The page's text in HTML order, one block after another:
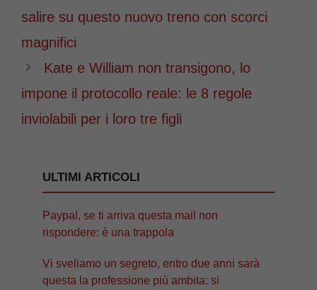
salire su questo nuovo treno con scorci
magnifici
Kate e William non transigono, lo
impone il protocollo reale: le 8 regole
inviolabili per i loro tre figli
ULTIMI ARTICOLI
Paypal, se ti arriva questa mail non
rispondere: è una trappola
Vi sveliamo un segreto, entro due anni sarà
questa la professione più ambita: si